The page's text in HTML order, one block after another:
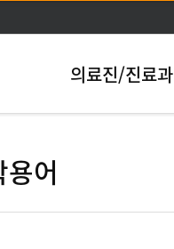
의료진/진료과
어